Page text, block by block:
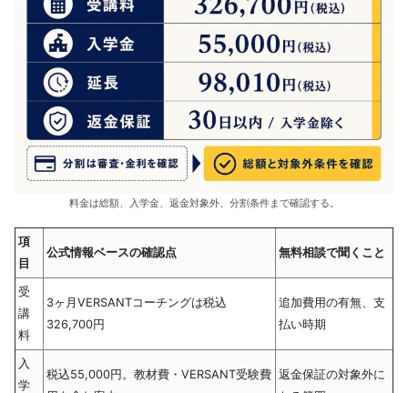
料金は総額、入学金、返金対象外、分割条件まで確認する。
項
目
公式情報ベースの確認点 無料相談で聞くこと
受
講
料
3ヶ月VERSANTコーチングは税込
326,700円
追加費用の有無、支
払い時期
入
学
税込55,000円。教材費・VERSANT受験費 返金保証の対象外に